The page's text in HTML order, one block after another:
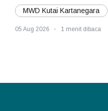
MWD Kutai Kartanegara
05 Aug 2026 1 menit dibaca